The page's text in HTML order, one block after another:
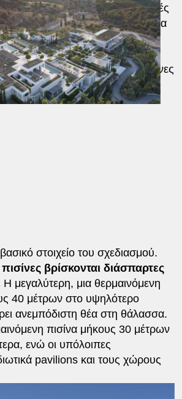
μέτρων με ιδιωτικές
pavilions με ανεμπόδιστη θέα
studio bedrooms. Όλοι οι
βεράντες και υπαίθρια
οδηγούν απευθείας σε πισίνες
κήπους.
στοιχείο του σχεδιασμού.
βρίσκονται διάσπαρτες
Η μεγαλύτερη, μια θερμαινόμενη
40 μέτρων στο υψηλότερο
ανεμπόδιστη θέα στη θάλασσα.
πισίνα μήκους 30 μέτρων
ενώ οι υπόλοιπες
pavilions και τους χώρους